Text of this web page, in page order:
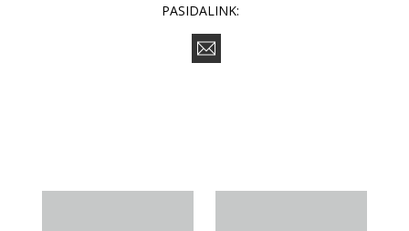
NAUJIENLAIŠKĮ
PASIDALINK: